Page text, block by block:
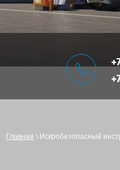
Главная \ Искробезопасный